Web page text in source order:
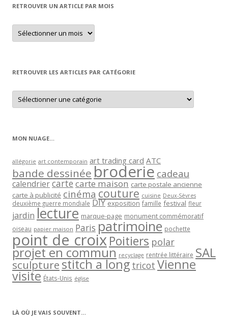
RETROUVER UN ARTICLE PAR MOIS
Retrouver
un
article
RETROUVER LES ARTICLES PAR CATÉGORIE
Retrouver
les
articles
MON NUAGE…
allégorie art contemporain art trading card ATC
bande dessinée broderie cadeau
calendriercartecarte maison carte postale ancienne
carte à publicité cinéma couture cuisine Deux-Sèvres
deuxième guerre mondiale DIY exposition famille festival fleur
jardin lecture marque-page monument commémoratif
oiseau papier maison Paris patrimoine pochette
point de croixPoitiers polar
projet en commun recyclage rentrée littéraire SAL
sculpturestitch a long tricot Vienne
visite États-Unis église
LÀ OÙ JE VAIS SOUVENT…